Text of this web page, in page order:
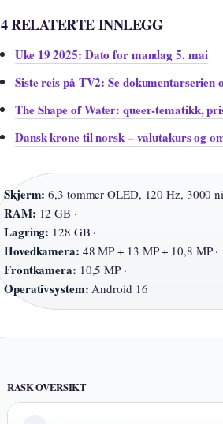
4 RELATERTE INNLEGG
Uke 19 2025: Dato for mandag 5. mai
Siste reis på TV2: Se dokumentarserien
The Shape of Water: queer-tematikk,
Dansk krone til norsk – valutakurs og
Skjerm: 6,3 tommer OLED, 120 Hz, 3000
RAM: 12 GB ·
Lagring: 128 GB ·
Hovedkamera: 48 MP + 13 MP + 10,8 MP ·
Frontkamera: 10,5 MP ·
Operativsystem: Android 16
RASK OVERSIKT